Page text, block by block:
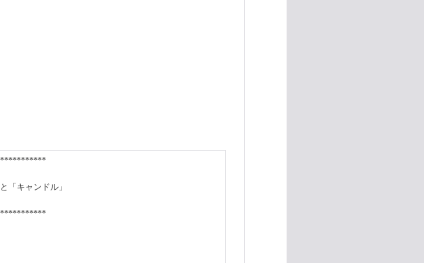
「キャンドル」